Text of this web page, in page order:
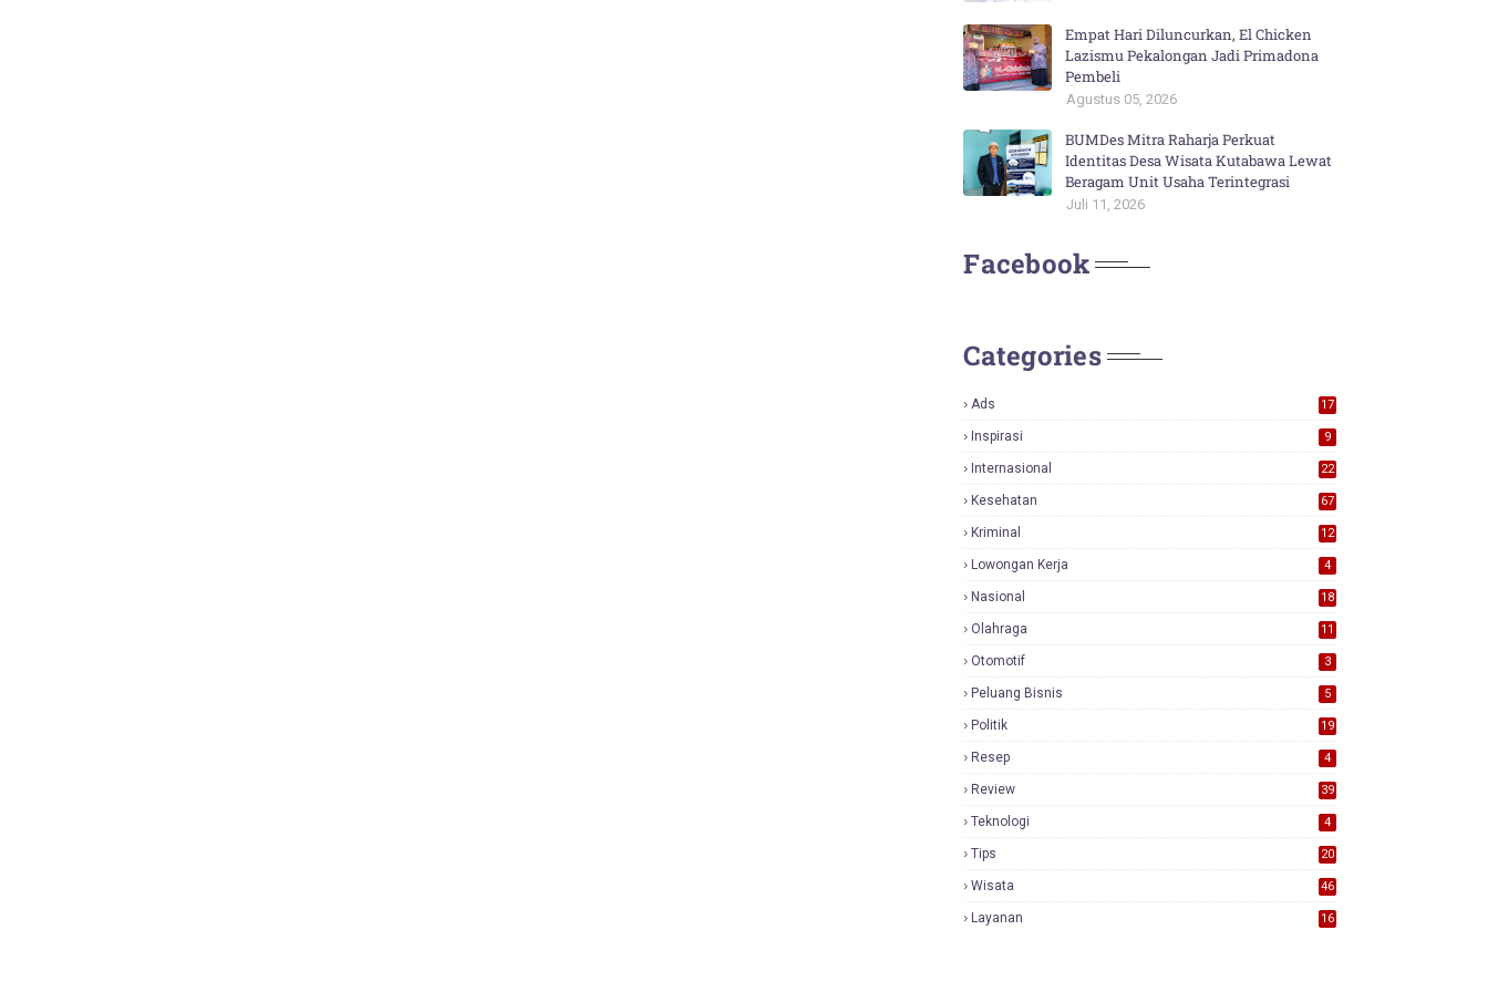
Empat Hari Diluncurkan, El Chicken
Lazismu Pekalongan Jadi Primadona
Pembeli
Agustus 05, 2026
BUMDes Mitra Raharja Perkuat
Identitas Desa Wisata Kutabawa Lewat
Beragam Unit Usaha Terintegrasi
Juli 11, 2026
Facebook
Categories
Ads
17
Inspirasi 9
Internasional 22
Kesehatan 67
Kriminal 12
Lowongan Kerja 4
Nasional
18
Olahraga 11
Otomotif 3
Peluang Bisnis 5
Politik 19
Resep 4
Review
39
Teknologi 4
Tips 20
Wisata 46
Layanan 16